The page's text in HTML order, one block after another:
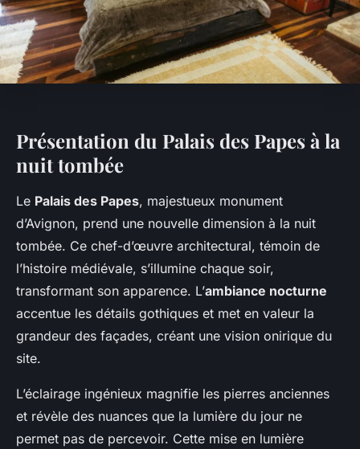
Présentation du Palais des Papes à la
nuit tombée
Le Palais des Papes, majestueux monument
d’Avignon, prend une nouvelle dimension à la nuit
tombée. Ce chef-d’œuvre architectural, témoin de
l’histoire médiévale, s’illumine chaque soir,
transformant son apparence. L’ambiance nocturne
accentue les détails gothiques et met en valeur la
grandeur des façades, créant une vision onirique du
site.
L’éclairage ingénieux magnifie les pierres anciennes
et révèle des nuances que la lumière du jour ne
permet pas de percevoir. Cette mise en lumière